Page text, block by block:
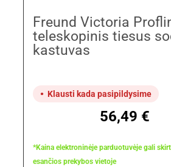
Freund Victoria
teleskopinis tiesus
kastuvas
Klausti kada pasipildysime
56,49 €
*Kaina elektroninėje parduotuvėje gali
esančios prekybos vietoje